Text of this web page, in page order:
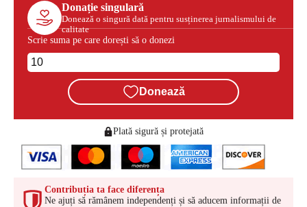
Donație singulară
Donează o singură dată pentru susținerea jurnalismului de
calitate
Scrie suma pe care dorești să o donezi
Donează
Plată sigură și protejată
Contribuția ta face diferența
Ne ajuți să rămânem independenți și să aducem informații de